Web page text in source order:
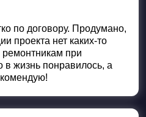
по договору. Продумано,
проекта нет каких-то
при
в жизнь понравилось, а